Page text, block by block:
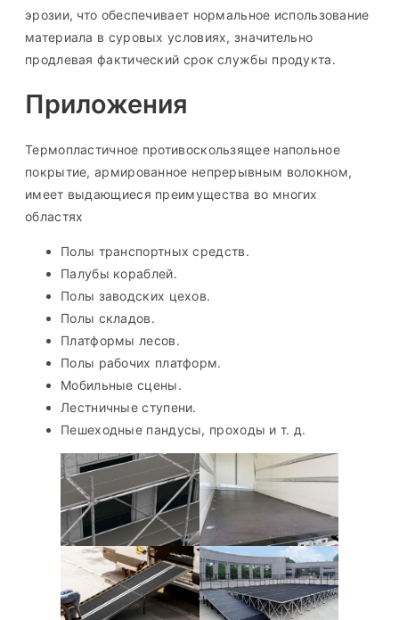
эрозии, что обеспечивает нормальное использование
материала в суровых условиях, значительно
продлевая фактический срок службы продукта.
Приложения
Термопластичное противоскользящее напольное
покрытие, армированное непрерывным волокном,
имеет выдающиеся преимущества во многих
областях
Полы транспортных средств.
Палубы кораблей.
Полы заводских цехов.
Полы складов.
Платформы лесов.
Полы рабочих платформ.
Мобильные сцены.
Лестничные ступени.
Пешеходные пандусы, проходы и т. д.